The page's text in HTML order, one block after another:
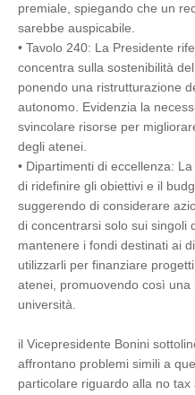
premiale, spiegando che un
sarebbe auspicabile.
• Tavolo 240: La Presidente
concentra sulla sostenibilità
ponendo una ristrutturazione
autonomo. Evidenzia la
svincolare risorse per
degli atenei.
• Dipartimenti di eccellenza:
di ridefinire gli obiettivi e il
suggerendo di considerare
di concentrarsi solo sui singoli
mantenere i fondi destinati ai
utilizzarli per finanziare
atenei, promuovendo così
università.
il Vicepresidente Bonini
affrontano problemi simili a
particolare riguardo alla no